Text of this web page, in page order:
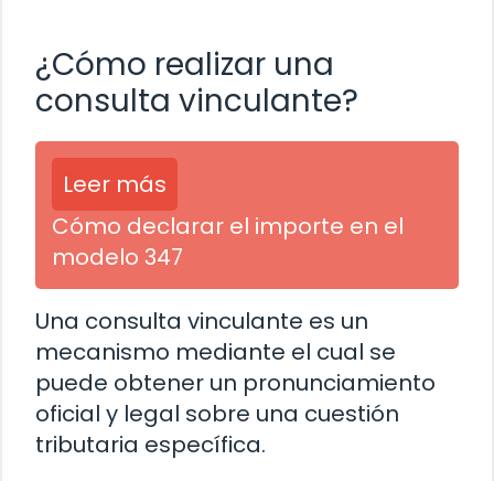
¿Cómo realizar una
consulta vinculante?
Leer más
Cómo declarar el importe en el
modelo 347
Una consulta vinculante es un
mecanismo mediante el cual se
puede obtener un pronunciamiento
oficial y legal sobre una cuestión
tributaria específica.